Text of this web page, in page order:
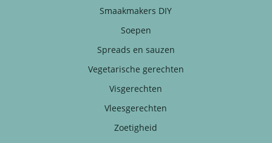
Smaakmakers DIY
Soepen
Spreads en sauzen
Vegetarische gerechten
Visgerechten
Vleesgerechten
Zoetigheid